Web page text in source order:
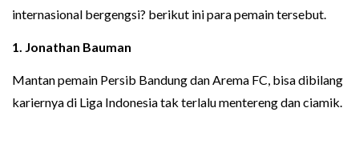
internasional bergengsi? berikut ini para pemain tersebut.
1. Jonathan Bauman
Mantan pemain Persib Bandung dan Arema FC, bisa dibilang
kariernya di Liga Indonesia tak terlalu mentereng dan ciamik.